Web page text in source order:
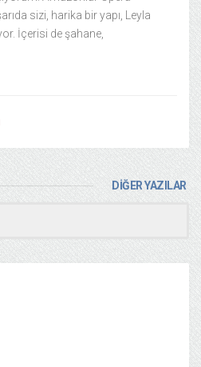
sizi, harika bir yapı, Leyla
İçerisi de şahane,
DİĞER YAZILAR